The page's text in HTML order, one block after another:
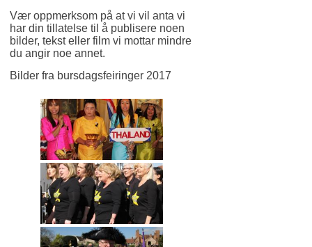
Vær oppmerksom på at vi vil anta vi
har din tillatelse til å publisere noen
bilder, tekst eller film vi mottar mindre
du angir noe annet.
Bilder fra bursdagsfeiringer 2017